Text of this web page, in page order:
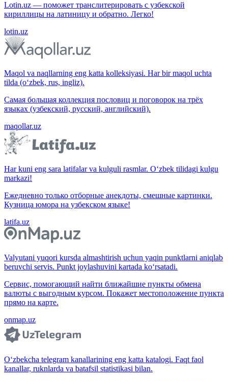
Lotin.uz — поможет транслитерировать с узбекской
кириллицы на латиницу и обратно. Легко!
lotin.uz
Maqol va naqllarning eng katta kolleksiyasi. Har bir maqol uchta
tilda (o‘zbek, rus, ingliz).
Самая большая коллекция пословиц и поговорок на трёх
языках (узбекский, русский, английский).
maqollar.uz
Har kuni eng sara latifalar va kulguli rasmlar. O‘zbek tilidagi kulgu
markazi!
Ежедневно только отборные анекдоты, смешные картинки.
Кузница юмора на узбекском языке!
latifa.uz
Valyutani yuqori kursda almashtirish uchun yaqin punktlarni aniqlab
beruvchi servis. Punkt joylashuvini kartada ko‘rsatadi.
Сервис, помогающий найти ближайшие пункты обмена
валюты с выгодным курсом. Покажет местоположение пункта
прямо на карте.
onmap.uz
O‘zbekcha telegram kanallarining eng katta katalogi. Faqt faol
kanallar, ruknlarda va batafsil statistikasi bilan.